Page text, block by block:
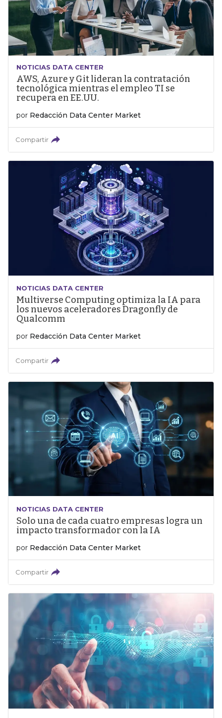
NOTICIAS DATA CENTER
AWS, Azure y Git lideran la contratación
tecnológica mientras el empleo TI se
recupera en EE.UU.
por Redacción Data Center Market
Compartir
NOTICIAS DATA CENTER
Multiverse Computing optimiza la IA para
los nuevos aceleradores Dragonfly de
Qualcomm
por Redacción Data Center Market
Compartir
NOTICIAS DATA CENTER
Solo una de cada cuatro empresas logra un
impacto transformador con la IA
por Redacción Data Center Market
Compartir